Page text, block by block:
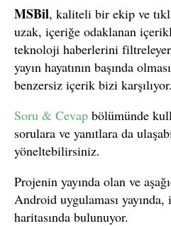
MSBil, kaliteli bir ekip ve
uzak, içeriğe odaklanan
teknoloji haberlerini
yayın hayatının başında
benzersiz içerik bizi karşılıyor.
Soru & Cevap bölümünde
sorulara ve yanıtlara da
yöneltebilirsiniz.
Projenin yayında olan ve
Android uygulaması
haritasında bulunuyor.